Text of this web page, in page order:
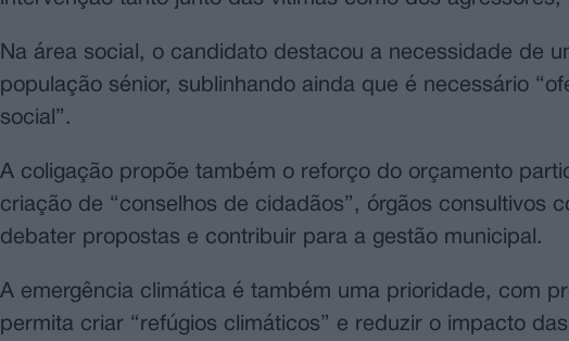
Na área social, o candidato destacou a necessidade de
população sénior, sublinhando ainda que é necessário
social”.
A coligação propõe também o reforço do orçamento
criação de “conselhos de cidadãos”, órgãos consultivos
debater propostas e contribuir para a gestão municipal.
A emergência climática é também uma prioridade, com
permita criar “refúgios climáticos” e reduzir o impacto